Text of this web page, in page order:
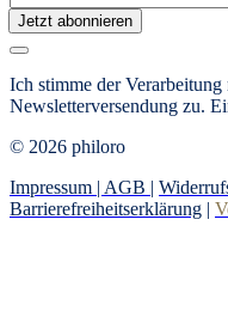
Jetzt abonnieren
Ich stimme der
Newsletterversendung zu.
© 2026 philoro
Impressum | AGB |
Barrierefreiheitserklärung |